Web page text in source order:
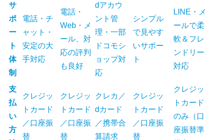
サ
ポ
ー
ト
体
制
電話・チ
ャット・
安定の大
手対応
電話・
Web・メ
ール、対
応の評判
も良好
dアカウ
ント管
理・一部
ドコモシ
ョップ対
応
シンプル
で見やす
いサポー
ト
LINE・メ
ールで柔
軟＆フレ
ンドリー
対応
支
払
い
方
クレジッ
トカード
／口座振
替
クレジッ
トカード
／口座振
替
クレカ／
dカード
／携帯合
算請求
クレジッ
トカード
／口座振
替
クレジッ
トカード
のみ（口
座振替準